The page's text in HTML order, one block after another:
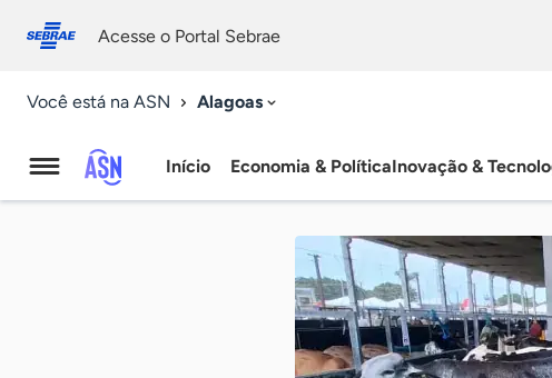
conosco
Acesse o Portal Sebrae
Você está na ASN Alagoas
Agência
Início Economia & PolíticaInovação &